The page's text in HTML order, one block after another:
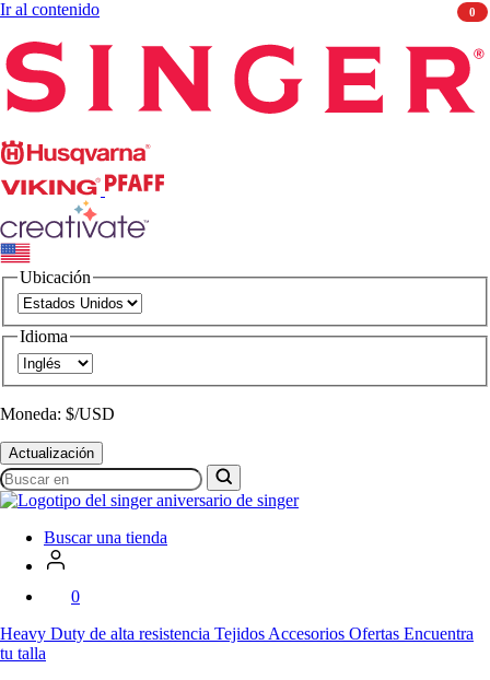
Ir al contenido
Husqvarna
Viking
PFAFF CREATIVATE
Ubicación
Idioma
Moneda: $/USD
Actualización
Buscar
en
SVP
WorldwideBuscar una tienda
0
Heavy Duty de alta resistencia Tejidos Accesorios Ofertas Encuentra
tu talla
0